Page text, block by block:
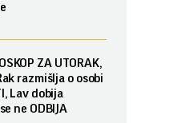
ZA UTORAK,
razmišlja o osobi
Lav dobija
ne ODBIJA